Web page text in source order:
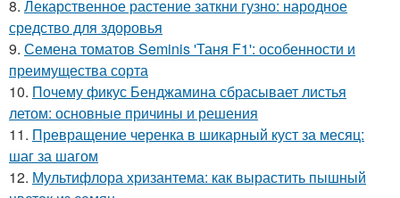
8. Лекарственное растение заткни гузно: народное
средство для здоровья
9. Семена томатов Seminis 'Таня F1': особенности и
преимущества сорта
10. Почему фикус Бенджамина сбрасывает листья
летом: основные причины и решения
11. Превращение черенка в шикарный куст за месяц:
шаг за шагом
12. Мультифлора хризантема: как вырастить пышный